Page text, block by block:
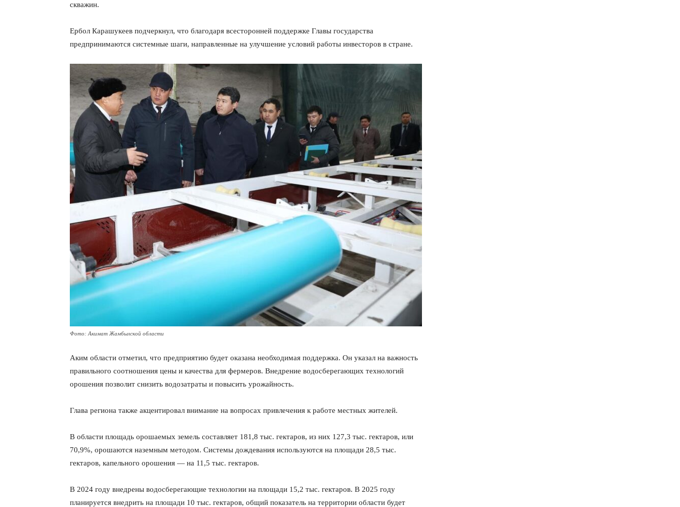
скважин.
Ербол Карашукеев подчеркнул, что благодаря всесторонней поддержке Главы государства
предпринимаются системные шаги, направленные на улучшение условий работы инвесторов в стране.
Фото: Акимат Жамбылской области
Аким области отметил, что предприятию будет оказана необходимая поддержка. Он указал на важность
правильного соотношения цены и качества для фермеров. Внедрение водосберегающих технологий
орошения позволит снизить водозатраты и повысить урожайность.
Глава региона также акцентировал внимание на вопросах привлечения к работе местных жителей.
В области площадь орошаемых земель составляет 181,8 тыс. гектаров, из них 127,3 тыс. гектаров, или
70,9%, орошаются наземным методом. Системы дождевания используются на площади 28,5 тыс.
гектаров, капельного орошения — на 11,5 тыс. гектаров.
В 2024 году внедрены водосберегающие технологии на площади 15,2 тыс. гектаров. В 2025 году
планируется внедрить на площади 10 тыс. гектаров, общий показатель на территории области будет